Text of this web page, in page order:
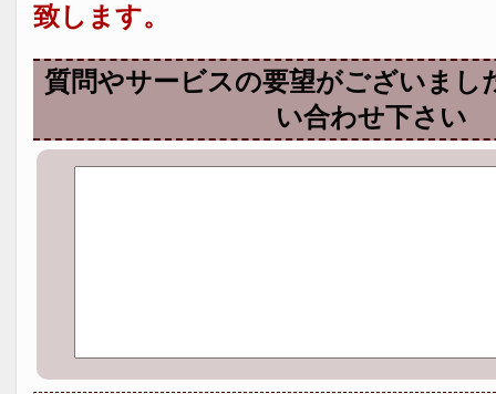
致します。
質問やサービスの要望がございまし
い合わせ下さい